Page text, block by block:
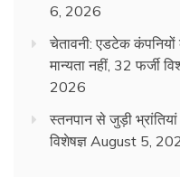
6, 2026
चेतावनी: एडटेक कंपनियों
मान्यता नहीं, 32 फर्जी
2026
स्तनपान से जुड़ी
विशेषज्ञ August 5,